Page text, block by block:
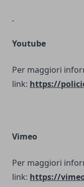
Youtube
Per maggiori
link: https://
Vimeo
Per maggiori
link: https://